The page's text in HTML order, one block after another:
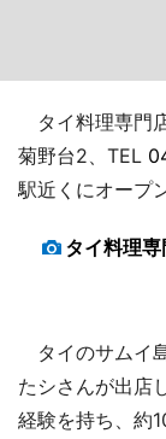
タイ料理専門
菊野台2、TEL
駅近くにオープ
タイ料理
タイのサムイ
たシさんが出店
経験を持ち、約